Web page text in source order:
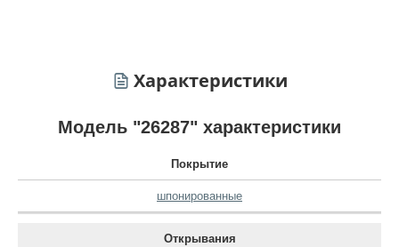
Характеристики
Модель "26287" характеристики
Покрытие
шпонированные
Открывания